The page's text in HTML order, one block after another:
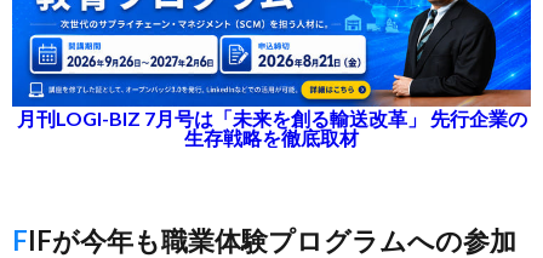
月刊LOGI-BIZ 7月号は「未来を創る輸送改革」 先行企業の
生存戦略を徹底取材
FIFが今年も職業体験プログラムへの参加